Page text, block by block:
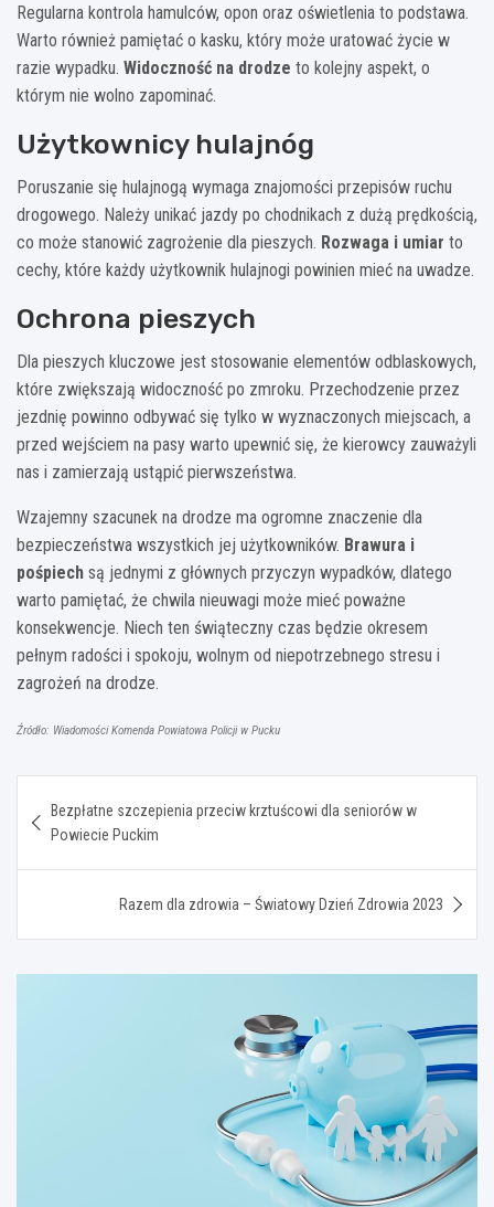
Regularna kontrola hamulców, opon oraz oświetlenia to podstawa.
Warto również pamiętać o kasku, który może uratować życie w
razie wypadku. Widoczność na drodze to kolejny aspekt, o
którym nie wolno zapominać.
Użytkownicy hulajnóg
Poruszanie się hulajnogą wymaga znajomości przepisów ruchu
drogowego. Należy unikać jazdy po chodnikach z dużą prędkością,
co może stanowić zagrożenie dla pieszych. Rozwaga i umiar to
cechy, które każdy użytkownik hulajnogi powinien mieć na uwadze.
Ochrona pieszych
Dla pieszych kluczowe jest stosowanie elementów odblaskowych,
które zwiększają widoczność po zmroku. Przechodzenie przez
jezdnię powinno odbywać się tylko w wyznaczonych miejscach, a
przed wejściem na pasy warto upewnić się, że kierowcy zauważyli
nas i zamierzają ustąpić pierwszeństwa.
Wzajemny szacunek na drodze ma ogromne znaczenie dla
bezpieczeństwa wszystkich jej użytkowników. Brawura i
pośpiech są jednymi z głównych przyczyn wypadków, dlatego
warto pamiętać, że chwila nieuwagi może mieć poważne
konsekwencje. Niech ten świąteczny czas będzie okresem
pełnym radości i spokoju, wolnym od niepotrzebnego stresu i
zagrożeń na drodze.
Źródło: Wiadomości Komenda Powiatowa Policji w Pucku
wpisu
Bezpłatne szczepienia przeciw krztuścowi dla seniorów w
Powiecie Puckim
Razem dla zdrowia – Światowy Dzień Zdrowia 2023